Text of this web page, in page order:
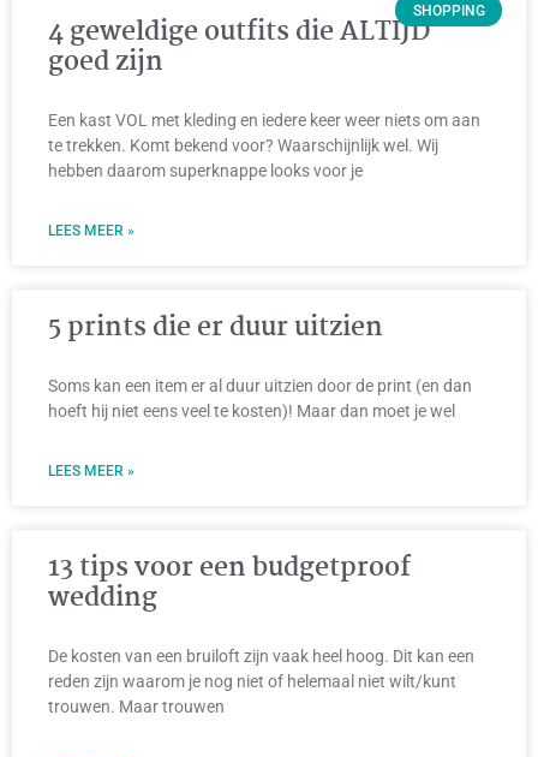
SHOPPING
4 geweldige outfits die ALTIJD
goed zijn
Een kast VOL met kleding en iedere keer weer niets om aan
te trekken. Komt bekend voor? Waarschijnlijk wel. Wij
hebben daarom superknappe looks voor je
LEES MEER »
5 prints die er duur uitzien
Soms kan een item er al duur uitzien door de print (en dan
hoeft hij niet eens veel te kosten)! Maar dan moet je wel
LEES MEER »
13 tips voor een budgetproof
wedding
De kosten van een bruiloft zijn vaak heel hoog. Dit kan een
reden zijn waarom je nog niet of helemaal niet wilt/kunt
trouwen. Maar trouwen